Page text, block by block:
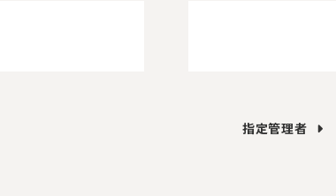
指定管理者